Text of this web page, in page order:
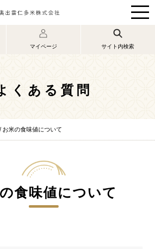
マイページ サイト内検索
くある質問
/ お米の食味値について
食味値について